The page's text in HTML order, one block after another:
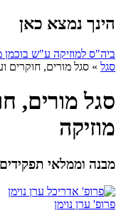
הינך נמצא כאן
ביה"ס למוזיקה ע"ש
סגל » סגל מורים, חוקרים
סגל מורים,
מוזיקה
מבנה וממלאי תפקידים
פרופ' ערן נוימן